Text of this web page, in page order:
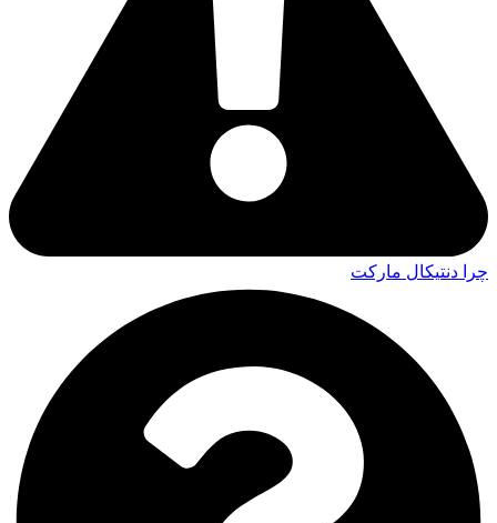
چرا دنتیکال مارکت